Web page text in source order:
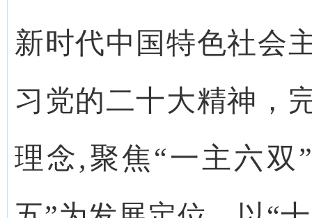
新时代中国特色社会
习党的二十大精神，
理念,聚焦“一主六双